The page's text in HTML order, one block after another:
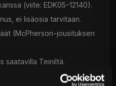
(viite: EDK05-12140).
ei lisäosia tarvitaan.
(McPherson-jousituksen
saatavilla Teiniltä.
Yhteensopiva Tein